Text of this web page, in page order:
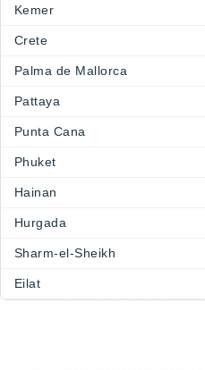
Kemer
Crete
Palma de Mallorca
Pattaya
Punta Cana
Phuket
Hainan
Hurgada
Sharm-el-Sheikh
Eilat